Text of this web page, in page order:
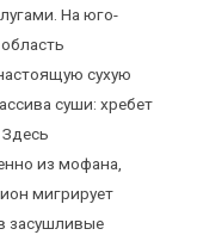
На юго-
сухую
суши: хребет
из мофана,
мигрирует
засушливые